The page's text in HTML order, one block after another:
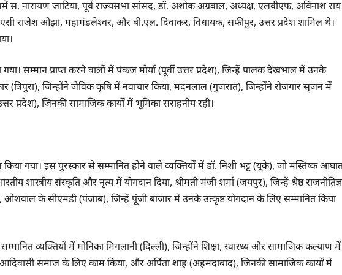
स. नारायण जाटिया, पूर्व राज्यसभा सांसद, डॉ. अशोक अग्रवाल, अध्यक्ष, एलवीएफ, अविनाश राय
एसी राजेश ओझा, महामंडलेश्वर, और बी.एल. दिवाकर, विधायक, सफीपुर, उत्तर प्रदेश शामिल थे।
सम्मान प्राप्त करने वालों में पंकज मोर्या (पूर्वी उत्तर प्रदेश), जिन्हें पालक देखभाल में उनके
(त्रिपुरा), जिन्होंने जैविक कृषि में नवाचार किया, मदनलाल (गुजरात), जिन्होंने रोजगार सृजन में
प्रदेश), जिनकी सामाजिक कार्यों में भूमिका सराहनीय रही।
गया। इस पुरस्कार से सम्मानित होने वाले व्यक्तियों में डॉ. निशी भट्ट (यूके), जो मस्तिष्क
शास्त्रीय संस्कृति और नृत्य में योगदान दिया, श्रीमती मंजी शर्मा (जयपुर), जिन्हें श्रेष्ठ राजनीतिज्ञ
के सीएमडी (पंजाब), जिन्हें पूंजी बाजार में उनके उत्कृष्ट योगदान के लिए सम्मानित किया
व्यक्तियों में मोनिका मिगलानी (दिल्ली), जिन्होंने शिक्षा, स्वास्थ्य और सामाजिक कल्याण में
समाज के लिए काम किया, और अर्पिता शाह (अहमदाबाद), जिनकी सामाजिक कार्यों में